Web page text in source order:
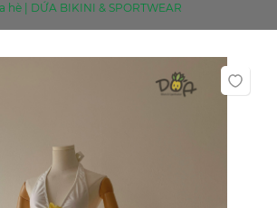
hè | DỨA BIKINI & SPORTWEAR